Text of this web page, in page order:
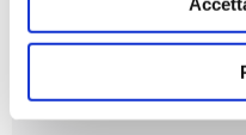
Settori